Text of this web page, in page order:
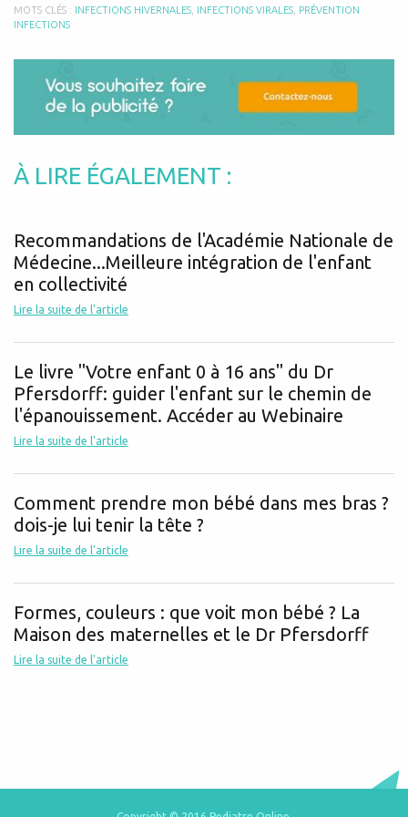
MOTS CLÉS : INFECTIONS HIVERNALES INFECTIONS VIRALES PRÉVENTION
INFECTIONS
À LIRE ÉGALEMENT :
Recommandations de l'Académie Nationale de
Médecine...Meilleure intégration de l'enfant
en collectivité
Lire la suite de l'article
Le livre "Votre enfant 0 à 16 ans" du Dr
Pfersdorff: guider l'enfant sur le chemin de
l'épanouissement. Accéder au Webinaire
Lire la suite de l'article
Comment prendre mon bébé dans mes bras ?
dois-je lui tenir la tête ?
Lire la suite de l'article
Formes, couleurs : que voit mon bébé ? La
Maison des maternelles et le Dr Pfersdorff
Lire la suite de l'article